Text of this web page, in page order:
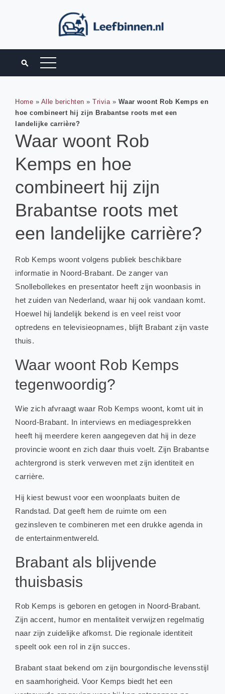
Home » Alle berichten » Trivia » Waar woont Rob Kemps en
hoe combineert hij zijn Brabantse roots met een
landelijke carrière?
Waar woont Rob
Kemps en hoe
combineert hij zijn
Brabantse roots met
een landelijke carrière?
Rob Kemps woont volgens publiek beschikbare
informatie in Noord-Brabant. De zanger van
Snollebollekes en presentator heeft zijn woonbasis in
het zuiden van Nederland, waar hij ook vandaan komt.
Hoewel hij landelijk bekend is en veel reist voor
optredens en televisieopnames, blijft Brabant zijn vaste
thuis.
Waar woont Rob Kemps
tegenwoordig?
Wie zich afvraagt waar Rob Kemps woont, komt uit in
Noord-Brabant. In interviews en mediagesprekken
heeft hij meerdere keren aangegeven dat hij in deze
provincie woont en zich daar thuis voelt. Zijn Brabantse
achtergrond is sterk verweven met zijn identiteit en
carrière.
Hij kiest bewust voor een woonplaats buiten de
Randstad. Dat geeft hem de ruimte om een
gezinsleven te combineren met een drukke agenda in
de entertainmentwereld.
Brabant als blijvende
thuisbasis
Rob Kemps is geboren en getogen in Noord-Brabant.
Zijn accent, humor en mentaliteit verwijzen regelmatig
naar zijn zuidelijke afkomst. Die regionale identiteit
speelt ook een rol in zijn succes.
Brabant staat bekend om zijn bourgondische levensstijl
en saamhorigheid. Voor Kemps biedt het een